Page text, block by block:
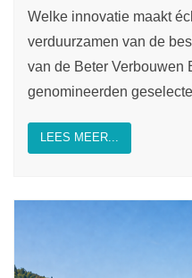
Welke innovatie maakt
verduurzamen van de
van de Beter Verbouwen
genomineerden
LEES MEER...